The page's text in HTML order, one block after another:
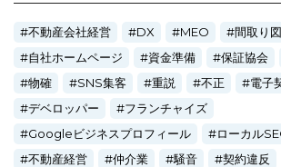
不動産会社経営 DX MEO 間取り図
自社ホームページ
資金準備 保証協会
物確
SNS集客 重説 不正
電子
デベロッパー
フランチャイズ
Googleビジネスプロフィール
ローカル
不動産経営
仲介業 騒音 契約違反